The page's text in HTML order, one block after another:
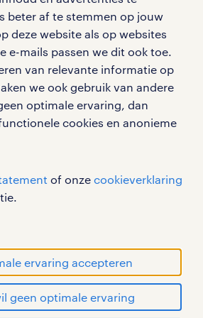
beter af te stemmen op jouw
deze website als op websites
e-mails passen we dit ook toe.
van relevante informatie op
we ook gebruik van andere
optimale ervaring, dan
cookies en anonieme
of onze cookieverklaring
ervaring accepteren
geen optimale ervaring
vacatures in Duiven
vacatures in Oss
vacatures in Ede
en inspiratie.
Randstad N.V.